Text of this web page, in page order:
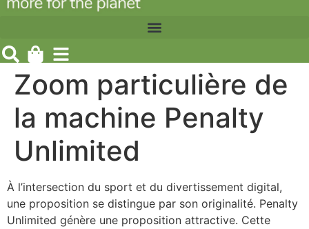
Zoom particulière de
la machine Penalty
Unlimited
À l’intersection du sport et du divertissement digital,
une proposition se distingue par son originalité. Penalty
Unlimited génère une proposition attractive. Cette